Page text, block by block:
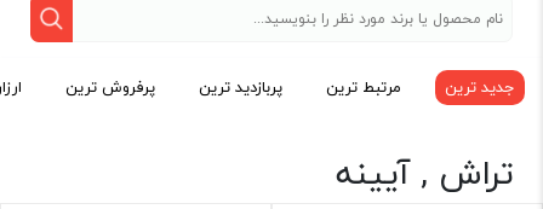
دسته بندی
کیف و ابزار آرایشی
جدید ترین مرتبط ترین پربازدید ترین پرفروش ترین
تراش , آیینه